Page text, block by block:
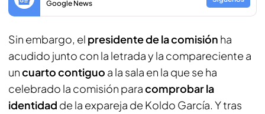
Google News
Sin embargo, el presidente de la comisión ha
acudido junto con la letrada y la compareciente a
uncuarto contiguo a la sala en la que se ha
celebrado la comisión paracomprobar la
identidad de la expareja de Koldo García. Y tras